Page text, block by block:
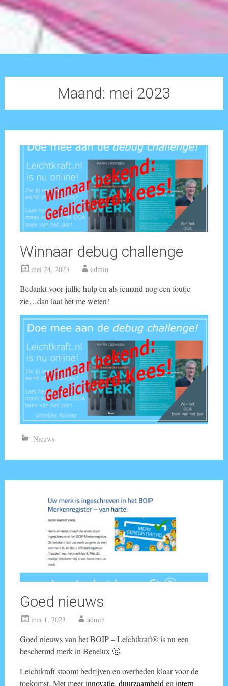
Maand: mei 2023
Winnaar debug challenge
mei 24, 2023 admin
Bedankt voor jullie hulp en als iemand nog een foutje
zie…dan laat het me weten!
Nieuws
Goed nieuws
mei 1, 2023 admin
Goed nieuws van het BOIP – Leichtkraft® is nu een
beschermd merk in Benelux 🙂
Leichtkraft stoomt bedrijven en overheden klaar voor de
toekomst. Met meerinnovatie, duurzaamheid en intern